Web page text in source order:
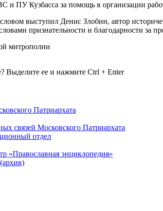
и ПУ Кузбасса за помощь в организации
выступил Денис Злобин, автор
признательности и благодарности за
митрополии
Выделите ее и нажмите Ctrl + Enter
Патриархата
связей Московского Патриархата
отдел
«Православная энциклопедия»